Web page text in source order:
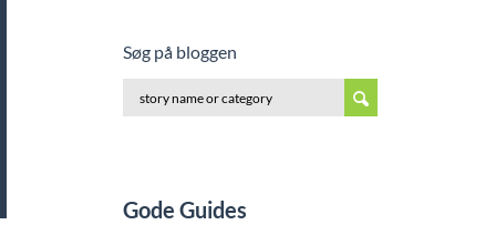
Søg på bloggen
Gode Guides